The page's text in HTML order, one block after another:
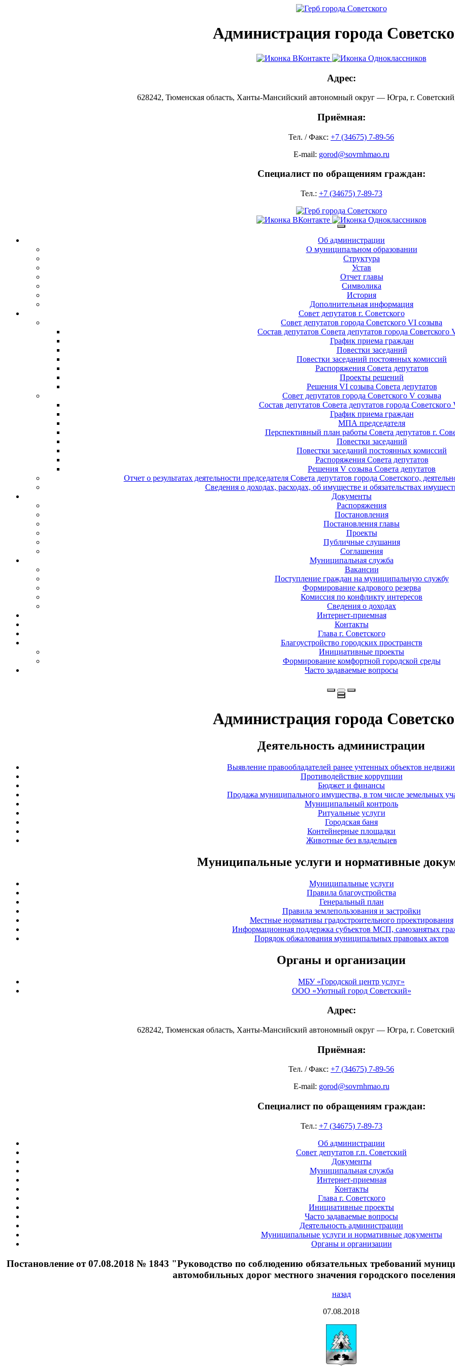
Администрация города
Адрес:
628242, Тюменская область, Ханты-Мансийский автономный округ — Югра, г.
Приёмная:
Тел. / Факс: +7 (34675) 7-89-56
E-mail: gorod@sovrnhmao.ru
Специалист по обращениям граждан:
Тел.: +7 (34675) 7-89-73
Об администрации
О муниципальном образовании
Структура
Устав
Отчет главы
Символика
История
Дополнительная информация
Совет депутатов г. Советского
Совет депутатов города Советского VI созыва
Состав депутатов Совета депутатов города Советского
График приема граждан
Повестки заседаний
Повестки заседаний постоянных комиссий
Распоряжения Совета депутатов
Проекты решений
Решения VI созыва Совета депутатов
Совет депутатов города Советского V созыва
Состав депутатов Совета депутатов города Советского
График приема граждан
МПА председателя
Перспективный план работы Совета депутатов г.
Повестки заседаний
Повестки заседаний постоянных комиссий
Распоряжения Совета депутатов
Решения V созыва Совета депутатов
Отчет о результатах деятельности председателя Совета депутатов города Советского,
Сведения о доходах, расходах, об имуществе и обязательствах
Документы
Распоряжения
Постановления
Постановления главы
Проекты
Публичные слушания
Соглашения
Муниципальная служба
Вакансии
Поступление граждан на муниципальную службу
Формирование кадрового резерва
Комиссия по конфликту интересов
Сведения о доходах
Интернет-приемная
Контакты
Глава г. Советского
Благоустройство городских пространств
Инициативные проекты
Формирование комфортной городской среды
Часто задаваемые вопросы
Администрация города
Деятельность администрации
Выявление правообладателей ранее учтенных объектов
Противодействие коррупции
Бюджет и финансы
Продажа муниципального имущества, в том числе земельных
Муниципальный контроль
Ритуальные услуги
Городская баня
Контейнерные площадки
Животные без владельцев
Муниципальные услуги и нормативные
Муниципальные услуги
Правила благоустройства
Генеральный план
Правила землепользования и застройки
Местные нормативы градостроительного проектирования
Информационная поддержка субъектов МСП, самозанятых
Порядок обжалования муниципальных правовых актов
Органы и организации
МБУ «Городской центр услуг»
ООО «Уютный город Советский»
Адрес:
628242, Тюменская область, Ханты-Мансийский автономный округ — Югра, г.
Приёмная:
Тел. / Факс: +7 (34675) 7-89-56
E-mail: gorod@sovrnhmao.ru
Специалист по обращениям граждан:
Тел.: +7 (34675) 7-89-73
Об администрации
Совет депутатов г.п. Советский
Документы
Муниципальная служба
Интернет-приемная
Контакты
Глава г. Советского
Инициативные проекты
Часто задаваемые вопросы
Деятельность администрации
Муниципальные услуги и нормативные документы
Органы и организации
Постановление от 07.08.2018 № 1843 "Руководство по соблюдению обязательных требований
автомобильных дорог местного значения городского
назад
07.08.2018